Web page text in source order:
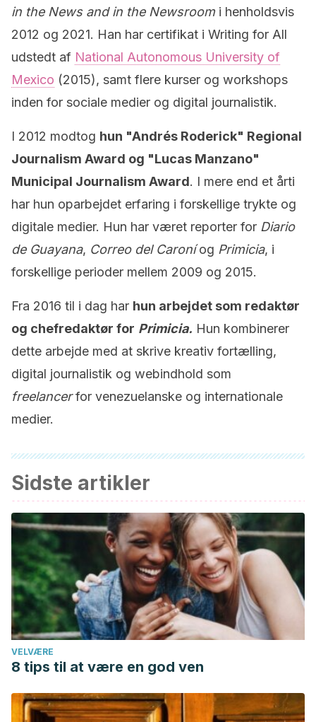
in the News and in the Newsroomi henholdsvis
2012 og 2021. Han har certifikat i Writing for All
udstedt af National Autonomous University of
Mexico (2015), samt flere kurser og workshops
inden for sociale medier og digital journalistik.
I 2012 modtog hun "Andrés Roderick" Regional
Journalism Award og "Lucas Manzano"
Municipal Journalism Award. I mere end et årti
har hun oparbejdet erfaring i forskellige trykte og
digitale medier. Hun har været reporter for Diario
de Guayana, Correo del Caroníog Primicia, i
forskellige perioder mellem 2009 og 2015.
Fra 2016 til i dag har hun arbejdet som redaktør
og chefredaktør for Primicia. Hun kombinerer
dette arbejde med at skrive kreativ fortælling,
digital journalistik og webindhold som
freelancerfor venezuelanske og internationale
medier.
Sidste artikler
VELVÆRE
8 tips til at være en god ven